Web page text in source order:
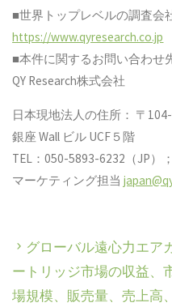
■世界トップレベルの調査会
https://www.qyresearch.co.jp
■本件に関するお問い合わせ
QY Research株式会社
日本現地法人の住所： 〒
銀座 Wall ビル UCF５階
TEL：050-5893-6232（JP）
マーケティング担当
グローバル遠心力エア
ートリッジ市場の収益、
場規模、販売量、売上高、